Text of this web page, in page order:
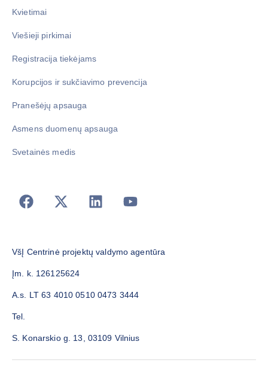
Kvietimai
Viešieji pirkimai
Registracija tiekėjams
Korupcijos ir sukčiavimo prevencija
Pranešėjų apsauga
Asmens duomenų apsauga
Svetainės medis
VšĮ Centrinė projektų valdymo agentūra
Įm. k. 126125624
A.s. LT 63 4010 0510 0473 3444
Tel.
S. Konarskio g. 13, 03109 Vilnius